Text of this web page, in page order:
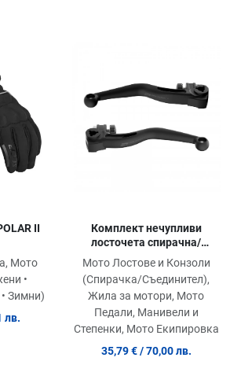
Quick View
II
Мото
•
Зимни)
лв.
Комплект нечупливи
лосточета спирачна/
съединител POLISPORT
APT Unbreakable Levers Kit
Beta RR 300 2T (2020-24)
Мото Лостове и Конзоли
(Спирачка/Съединител),
Жила за мотори, Мото
Педали, Манивели и
Степенки, Мото Екипировка
35,79 €/ 70,00 лв.